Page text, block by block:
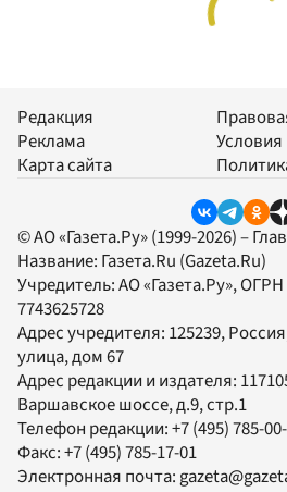
Редакция
Реклама
Карта сайта
© АО «Газета.Ру» (1999-2026) –
Название: Газета.Ru (Gazeta.Ru)
Учредитель:АО «Газета.Ру», ОГРН
7743625728
Адрес учредителя: 125239,
улица, дом 67
Адрес редакции и издателя:
Варшавское шоссе, д.9, стр.1
Телефон редакции:+7 (495) 785-
Факс:+7 (495) 785-17-01
Электронная почта: